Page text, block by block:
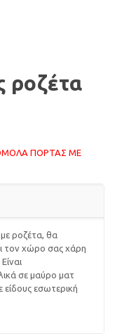
ροζέτα
ΠΟΡΤΑΣ ΜΕ
ροζέτα, θα
τον χώρο σας χάρη
σε μαύρο ματ
είδους εσωτερική